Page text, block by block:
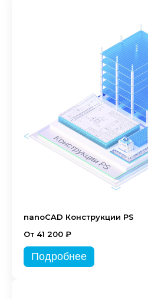
nanoCAD Конструкции PS
От 41 200 ₽
Подробнее